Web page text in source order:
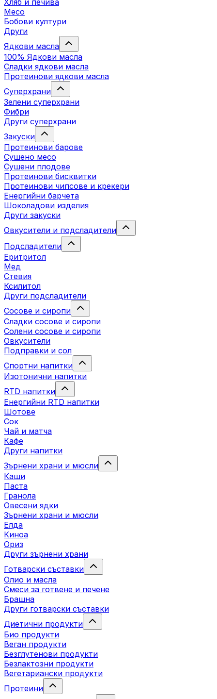
Хляб и печива
Месо
Бобови култури
Други
Ядкови масла
100% Ядкови масла
Сладки ядкови масла
Протеинови ядкови масла
Суперхрани
Зелени суперхрани
Фибри
Други суперхрани
3акуски
Протеинови бaрове
Сушено месо
Сушени плодове
Протеинови бисквитки
Протеинови чипсове и крекери
Енергийни барчета
Шоколадови изделия
Други закуски
Овкусители и подсладители
Подсладители
Еритритол
Мед
Стевия
Ксилитол
Други подсладители
Сосове и сиропи
Сладки сосове и сиропи
Солени сосове и сиропи
Овкусители
Подправки и сол
Спортни напитки
Изотонични напитки
RTD напитки
Енергийни RTD напитки
Шотове
Сок
Чай и матча
Кафе
Други напитки
Зърнени храни и мюсли
Каши
Паста
Гранола
Овесени ядки
Зърнени храни и мюсли
Елда
Киноа
Ориз
Други зърнени храни
Готварски съставки
Олио и масла
Смеси за готвене и печене
Брашна
Други готварски съставки
Диетични продукти
Био продукти
Веган продукти
Безглутенови продукти
Безлактозни продукти
Вегетариански продукти
Протеини